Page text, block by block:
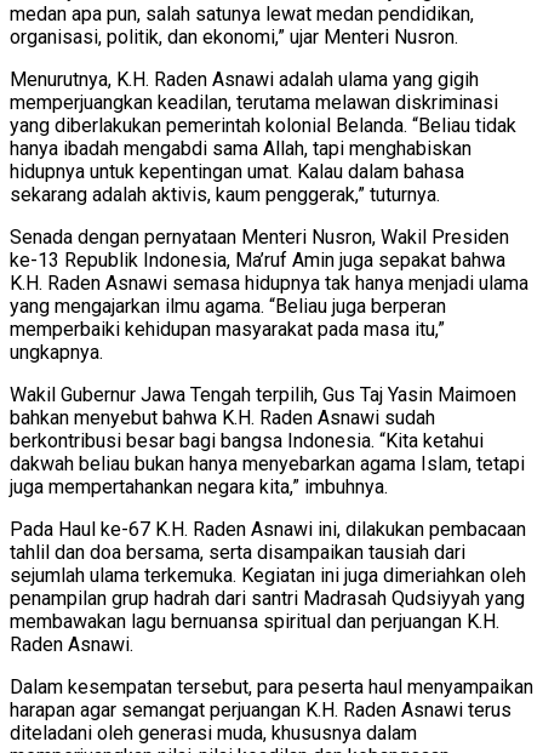
medan apa pun, salah satunya lewat medan pendidikan,
organisasi, politik, dan ekonomi,” ujar Menteri Nusron.
Menurutnya, K.H. Raden Asnawi adalah ulama yang gigih
memperjuangkan keadilan, terutama melawan diskriminasi
yang diberlakukan pemerintah kolonial Belanda. “Beliau tidak
hanya ibadah mengabdi sama Allah, tapi menghabiskan
hidupnya untuk kepentingan umat. Kalau dalam bahasa
sekarang adalah aktivis, kaum penggerak,” tuturnya.
Senada dengan pernyataan Menteri Nusron, Wakil Presiden
ke-13 Republik Indonesia, Ma’ruf Amin juga sepakat bahwa
K.H. Raden Asnawi semasa hidupnya tak hanya menjadi ulama
yang mengajarkan ilmu agama. “Beliau juga berperan
memperbaiki kehidupan masyarakat pada masa itu,”
ungkapnya.
Wakil Gubernur Jawa Tengah terpilih, Gus Taj Yasin Maimoen
bahkan menyebut bahwa K.H. Raden Asnawi sudah
berkontribusi besar bagi bangsa Indonesia. “Kita ketahui
dakwah beliau bukan hanya menyebarkan agama Islam, tetapi
juga mempertahankan negara kita,” imbuhnya.
Pada Haul ke-67 K.H. Raden Asnawi ini, dilakukan pembacaan
tahlil dan doa bersama, serta disampaikan tausiah dari
sejumlah ulama terkemuka. Kegiatan ini juga dimeriahkan oleh
penampilan grup hadrah dari santri Madrasah Qudsiyyah yang
membawakan lagu bernuansa spiritual dan perjuangan K.H.
Raden Asnawi.
Dalam kesempatan tersebut, para peserta haul menyampaikan
harapan agar semangat perjuangan K.H. Raden Asnawi terus
diteladani oleh generasi muda, khususnya dalam